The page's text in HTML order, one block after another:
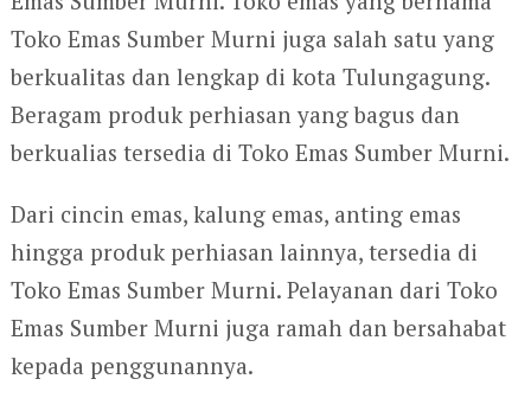
Toko Emas Sumber Murni juga salah satu yang
berkualitas dan lengkap di kota Tulungagung.
Beragam produk perhiasan yang bagus dan
berkualias tersedia di Toko Emas Sumber Murni.
Dari cincin emas, kalung emas, anting emas
hingga produk perhiasan lainnya, tersedia di
Toko Emas Sumber Murni. Pelayanan dari Toko
Emas Sumber Murni juga ramah dan bersahabat
kepada penggunannya.